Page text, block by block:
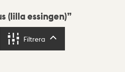
(lilla essingen)
Filtrera